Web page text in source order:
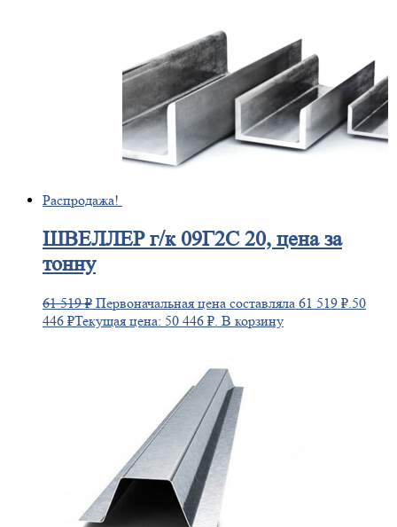
Распродажа!
ШВЕЛЛЕРг/к 09Г2С 20, цена за
тонну
61 519₽ Первоначальная цена составляла 61 519 ₽.50
446 ₽Текущая цена: 50 446 ₽. В корзину